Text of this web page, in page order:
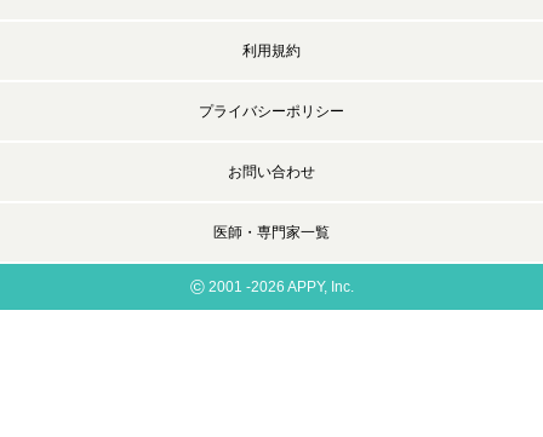
利用規約
プライバシーポリシー
お問い合わせ
医師・専門家一覧
©2001 -2026 APPY, Inc.